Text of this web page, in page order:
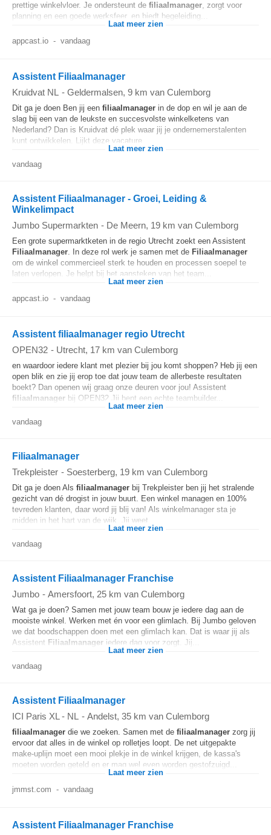
prettige winkelvloer. Je ondersteunt de filiaalmanager, zorgt voor
planning en een goede werksfeer, en biedt begeleiding...
Laat meer zien
appcast.io - vandaag
Assistent Filiaalmanager
Kruidvat NL - Geldermalsen, 9 km van Culemborg
Dit ga je doen Ben jij een filiaalmanager in de dop en wil je aan de
slag bij een van de leukste en succesvolste winkelketens van
Nederland? Dan is Kruidvat dé plek waar jij je ondernemerstalenten
kunt ontwikkelen. Lijkt deze vacature...
Laat meer zien
vandaag
Assistent Filiaalmanager - Groei, Leiding &
Winkelimpact
Jumbo Supermarkten - De Meern, 19 km van Culemborg
Een grote supermarktketen in de regio Utrecht zoekt een Assistent
Filiaalmanager. In deze rol werk je samen met de Filiaalmanager
om de winkel commercieel sterk te houden en processen soepel te
laten verlopen. Je helpt bij het aansteken van het team...
Laat meer zien
appcast.io - vandaag
Assistent filiaalmanager regio Utrecht
OPEN32 - Utrecht, 17 km van Culemborg
en waardoor iedere klant met plezier bij jou komt shoppen? Heb jij een
open blik en zie jij erop toe dat jouw team de allerbeste resultaten
boekt? Dan openen wij graag onze deuren voor jou! Assistent
filiaalmanager bij OPEN32 Jij bent een echte teambuilder...
Laat meer zien
vandaag
Filiaalmanager
Trekpleister - Soesterberg, 19 km van Culemborg
Dit ga je doen Als filiaalmanager bij Trekpleister ben jij het stralende
gezicht van dé drogist in jouw buurt. Een winkel managen en 100%
tevreden klanten, daar word jij blij van! Als winkelmanager sta je
midden in het hart van de wijk. Jij weet...
Laat meer zien
vandaag
Assistent Filiaalmanager Franchise
Jumbo - Amersfoort, 25 km van Culemborg
Wat ga je doen? Samen met jouw team bouw je iedere dag aan de
mooiste winkel. Werken met én voor een glimlach. Bij Jumbo geloven
we dat boodschappen doen met een glimlach kan. Dat is waar jij als
Assistent Filiaalmanager iedere dag voor zorgt. Jij...
Laat meer zien
vandaag
Assistent Filiaalmanager
ICI Paris XL - NL - Andelst, 35 km van Culemborg
filiaalmanager die we zoeken. Samen met de filiaalmanager zorg jij
ervoor dat alles in de winkel op rolletjes loopt. De net uitgepakte
make-uplijn moet een mooi plekje in de winkel krijgen, de kassa's
moeten worden geteld en er mag wel even worden gestofzuigd...
Laat meer zien
jmmst.com - vandaag
Assistent Filiaalmanager Franchise